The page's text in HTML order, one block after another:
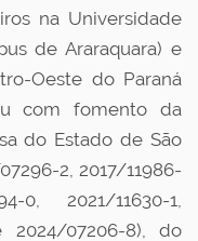
na Universidade
de Araraquara) e
Oeste do Paraná
com fomento da
do Estado de São
2, 2017/11986-
0, 2021/11630-1,
2024/07206-8), do